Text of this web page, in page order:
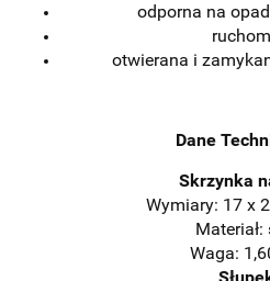
odporna na
otwierana i
Dane
Skrzynka
Wymiary: 17 x
Materiał:
Waga: